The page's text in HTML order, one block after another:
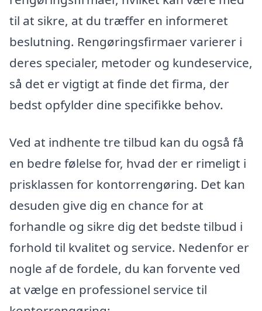
til at sikre, at du træffer en informeret
beslutning. Rengøringsfirmaer varierer i
deres specialer, metoder og kundeservice,
så det er vigtigt at finde det firma, der
bedst opfylder dine specifikke behov.
Ved at indhente tre tilbud kan du også få
en bedre følelse for, hvad der er rimeligt i
prisklassen for kontorrengøring. Det kan
desuden give dig en chance for at
forhandle og sikre dig det bedste tilbud i
forhold til kvalitet og service. Nedenfor er
nogle af de fordele, du kan forvente ved
at vælge en professionel service til